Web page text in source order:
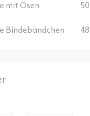
mit Ösen 50
Bindebändchen 48